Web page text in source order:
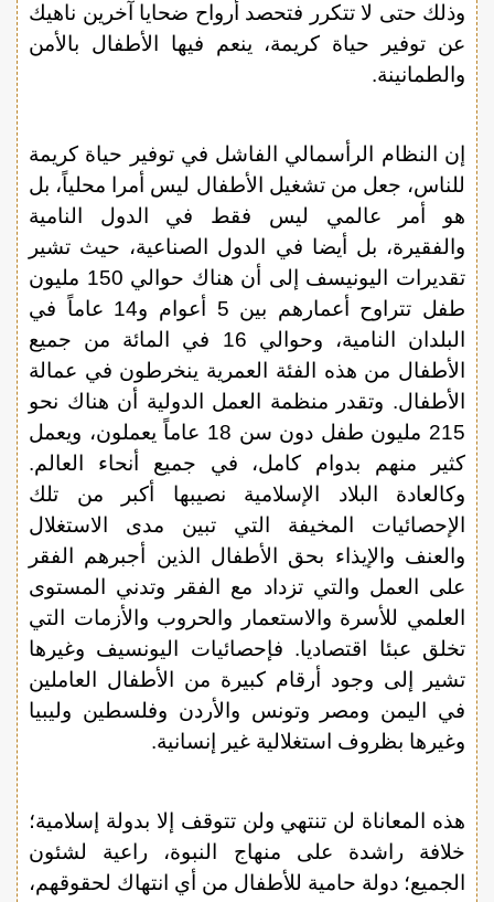
وذلك حتى لا تتكرر فتحصد أرواح ضحايا آخرين ناهيك
عن توفير حياة كريمة، ينعم فيها الأطفال بالأمن
والطمانينة.
إن النظام الرأسمالي الفاشل في توفير حياة كريمة
للناس، جعل من تشغيل الأطفال ليس أمرا محلياً، بل
هو أمر عالمي ليس فقط في الدول النامية
والفقيرة، بل أيضا في الدول الصناعية، حيث تشير
تقديرات اليونيسف إلى أن هناك حوالي 150 مليون
طفل تتراوح أعمارهم بين 5 أعوام و14 عاماً في
البلدان النامية، وحوالي 16 في المائة من جميع
الأطفال من هذه الفئة العمرية ينخرطون في عمالة
الأطفال. وتقدر منظمة العمل الدولية أن هناك نحو
215 مليون طفل دون سن 18 عاماً يعملون، ويعمل
كثير منهم بدوام كامل، في جميع أنحاء العالم.
وكالعادة البلاد الإسلامية نصيبها أكبر من تلك
الإحصائيات المخيفة التي تبين مدى الاستغلال
والعنف والإيذاء بحق الأطفال الذين أجبرهم الفقر
على العمل والتي تزداد مع الفقر وتدني المستوى
العلمي للأسرة والاستعمار والحروب والأزمات التي
تخلق عبئا اقتصاديا. فإحصائيات اليونسيف وغيرها
تشير إلى وجود أرقام كبيرة من الأطفال العاملين
في اليمن ومصر وتونس والأردن وفلسطين وليبيا
وغيرها بظروف استغلالية غير إنسانية.
هذه المعاناة لن تنتهي ولن تتوقف إلا بدولة إسلامية؛
خلافة راشدة على منهاج النبوة، راعية لشئون
الجميع؛ دولة حامية للأطفال من أي انتهاك لحقوقهم،